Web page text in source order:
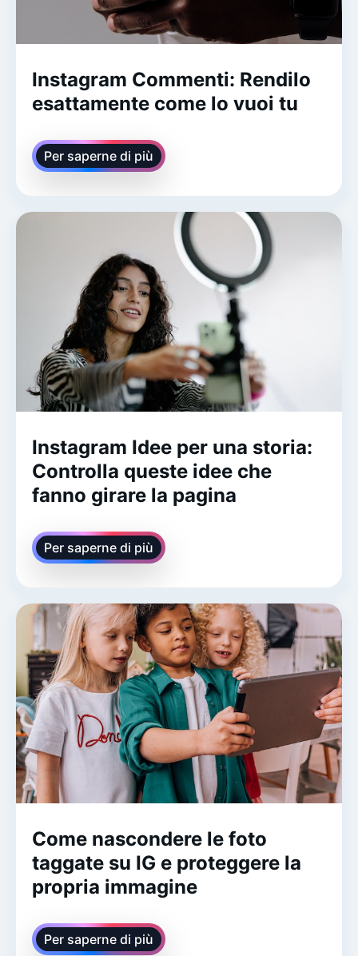
Instagram Commenti: Rendilo
esattamente come lo vuoi tu
Per saperne di più
Instagram Idee per una storia:
Controlla queste idee che
fanno girare la pagina
Per saperne di più
Come nascondere le foto
taggate su IG e proteggere la
propria immagine
Per saperne di più